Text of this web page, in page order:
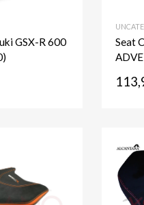
GSX-R 600
Seat
Aggiungi ai
Aggiungi al confronto